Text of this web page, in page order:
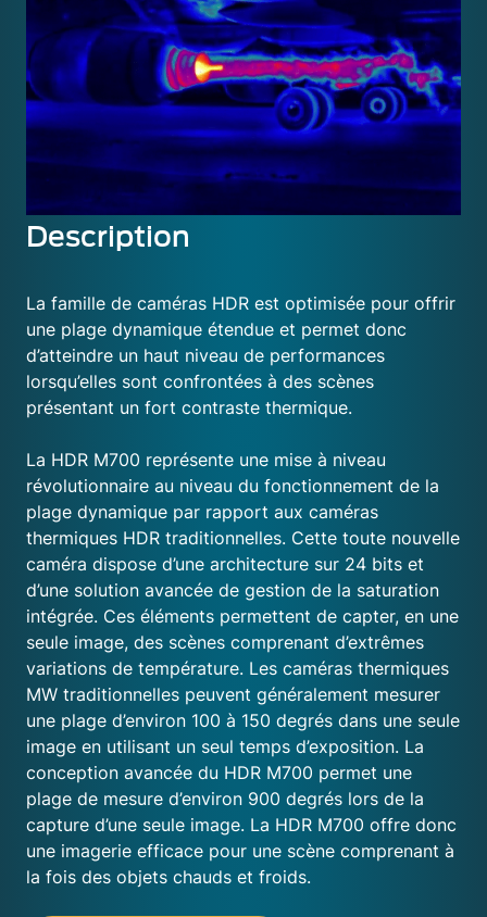
Description
La famille de caméras HDR est optimisée pour offrir
une plage dynamique étendue et permet donc
d’atteindre un haut niveau de performances
lorsqu’elles sont confrontées à des scènes
présentant un fort contraste thermique.
La HDR M700 représente une mise à niveau
révolutionnaire au niveau du fonctionnement de la
plage dynamique par rapport aux caméras
thermiques HDR traditionnelles. Cette toute nouvelle
caméra dispose d’une architecture sur 24 bits et
d’une solution avancée de gestion de la saturation
intégrée. Ces éléments permettent de capter, en une
seule image, des scènes comprenant d’extrêmes
variations de température. Les caméras thermiques
MW traditionnelles peuvent généralement mesurer
une plage d’environ 100 à 150 degrés dans une seule
image en utilisant un seul temps d’exposition. La
conception avancée du HDR M700 permet une
plage de mesure d’environ 900 degrés lors de la
capture d’une seule image. La HDR M700 offre donc
une imagerie efficace pour une scène comprenant à
la fois des objets chauds et froids.